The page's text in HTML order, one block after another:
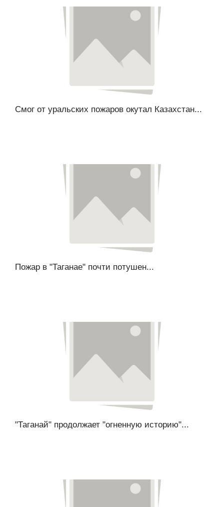
Смог от уральских пожаров окутал Казахстан...
Пожар в "Таганае" почти потушен...
"Таганай" продолжает "огненную историю"...